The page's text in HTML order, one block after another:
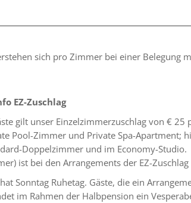
sich pro Zimmer bei einer Belegung
EZ-Zuschlag
gilt unser Einzelzimmerzuschlag von €
Pool-Zimmer und Private Spa-Apartment;
Doppelzimmer und im Economy-Studio.
ist bei den Arrangements der EZ-
Sonntag Ruhetag. Gäste, die ein
im Rahmen der Halbpension ein